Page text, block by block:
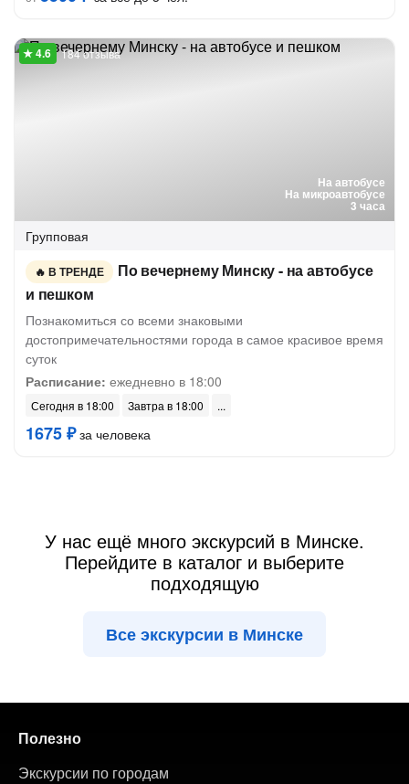
На автобусе
На микроавтобусе
3 часа
184 отзыва
Групповая
В ТРЕНДЕ
По вечернему Минску - на автобусе
и пешком
Познакомиться со всеми знаковыми
достопримечательностями города в самое красивое время
суток
Расписание: ежедневно в 18:00
Сегодня в 18:00 Завтра в 18:00
1675 ₽за человека
У нас ещё много экскурсий в Минске.
Перейдите в каталог и выберите
подходящую
Все экскурсии в Минске
Полезно
Экскурсии по городам